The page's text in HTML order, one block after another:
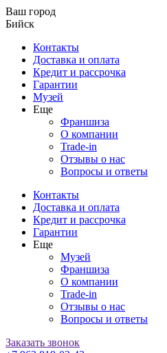
Ваш город
Бийск
Контакты
Доставка и оплата
Кредит и рассрочка
Гарантии
Музей
Еще
Франшиза
О компании
Trade-in
Отзывы о нас
Вопросы и ответы
Контакты
Доставка и оплата
Кредит и рассрочка
Гарантии
Еще
Музей
Франшиза
О компании
Trade-in
Отзывы о нас
Вопросы и ответы
Заказать звонок